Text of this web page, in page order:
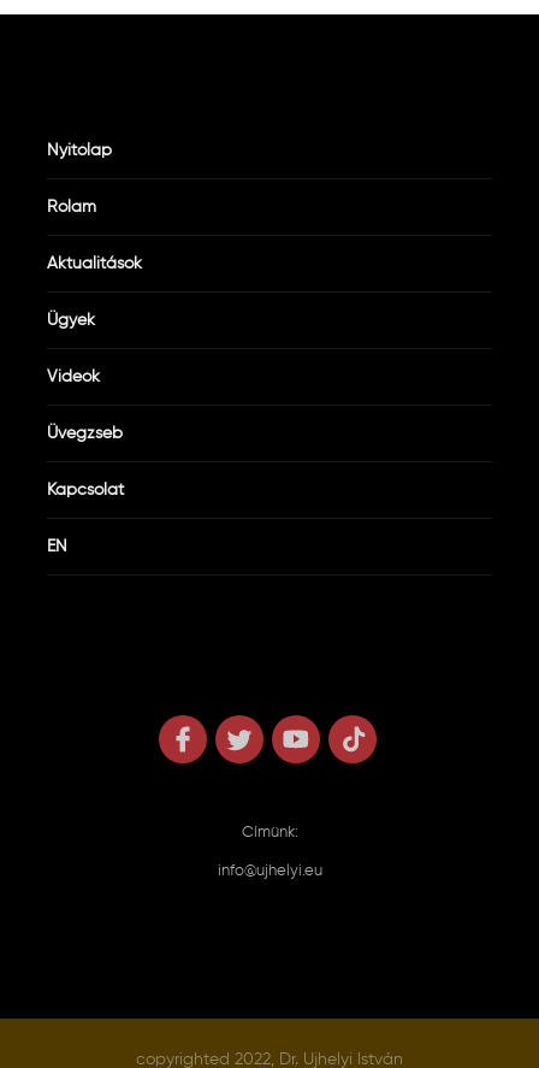
Nyitólap
Rólam
Aktualitások
Ügyek
Videók
Üvegzseb
Kapcsolat
EN
Címünk:
info@ujhelyi.eu
copyrighted 2022, Dr. Ujhelyi István